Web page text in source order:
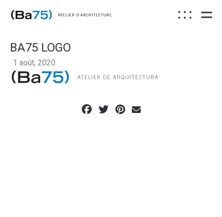
BA75 LOGO
1 août, 2020